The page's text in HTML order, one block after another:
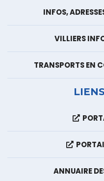
INFOS,
VILLIERS
TRANSPORTS EN
ANNUAIRE